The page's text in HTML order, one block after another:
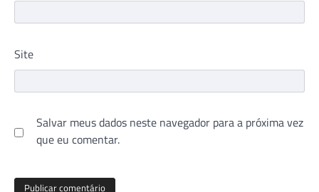
Site
Salvar meus dados neste navegador para a próxima vez
que eu comentar.